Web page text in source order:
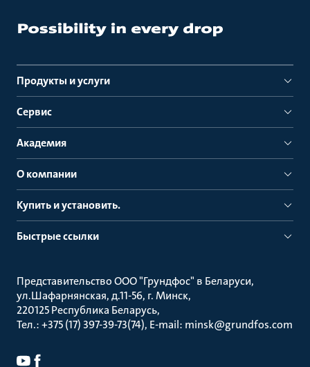
Продукты и услуги
Сервис
Академия
О компании
Купить и установить.
Быстрые ссылки
Представительство ООО "Грундфос" в Беларуси
ул.Шафарнянская, д.11-56, г. Минск
220125 Республика Беларусь
Тел.: +375 (17) 397-39-73(74), E-mail: minsk@grundfos.com